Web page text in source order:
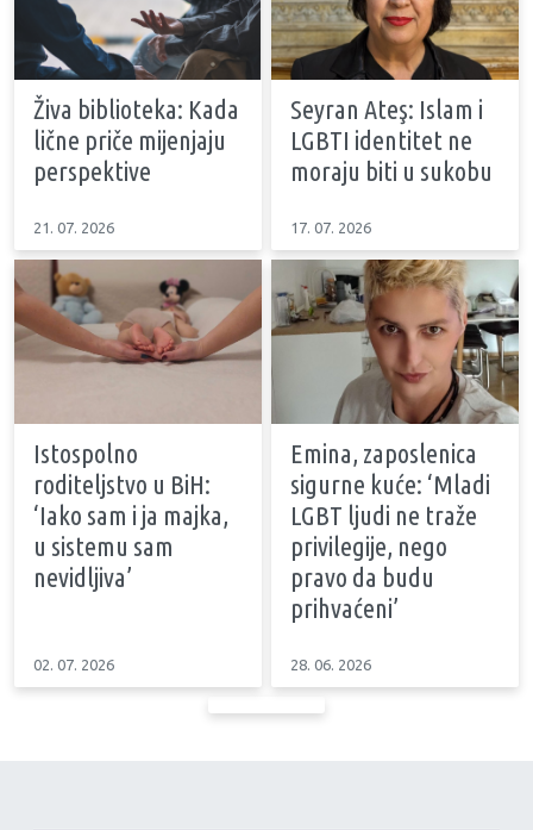
Živa biblioteka: Kada
lične priče mijenjaju
perspektive
21. 07. 2026
Seyran Ateş: Islam i
LGBTI identitet ne
moraju biti u sukobu
17. 07. 2026
Istospolno
roditeljstvo u BiH:
‘Iako sam i ja majka,
u sistemu sam
nevidljiva’
02. 07. 2026
Emina, zaposlenica
sigurne kuće: ‘Mladi
LGBT ljudi ne traže
privilegije, nego
pravo da budu
prihvaćeni’
28. 06. 2026